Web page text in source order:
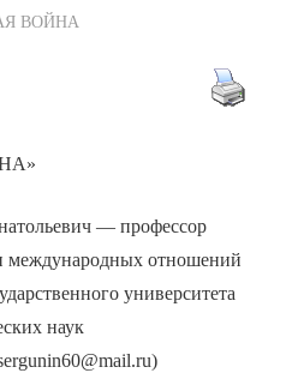
Редакции
ВОЙНА
— профессор
международных отношений
университета
наук